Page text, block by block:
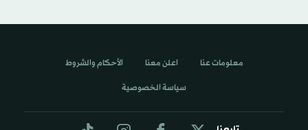
معلومات عنا اعلن معنا الأحكام والشروط
سياسة الخصوصية